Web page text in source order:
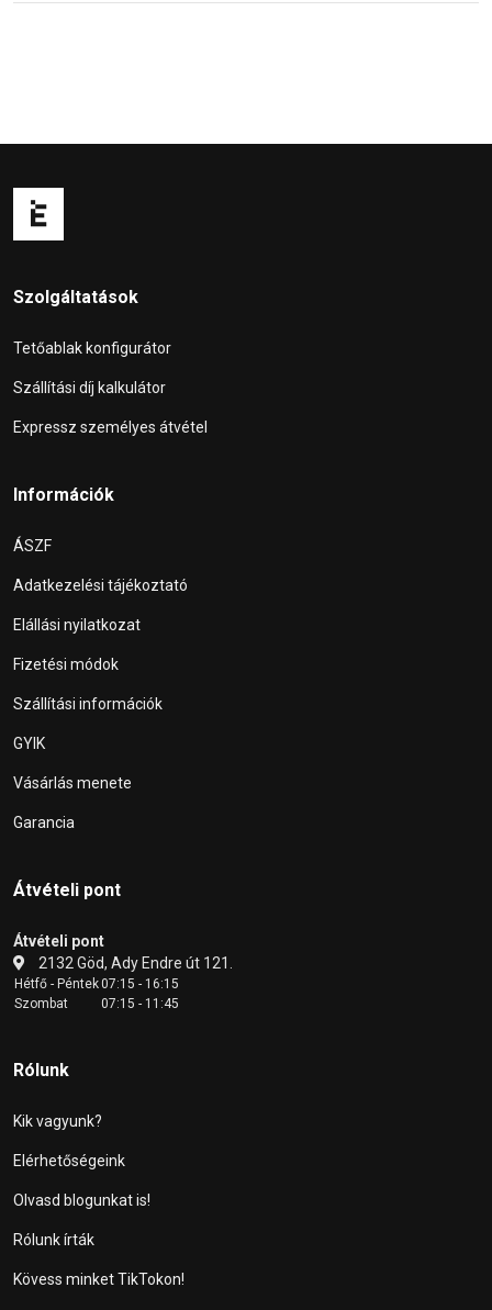
Szolgáltatások
Tetőablak konfigurátor
Szállítási díj kalkulátor
Expressz személyes átvétel
Információk
ÁSZF
Adatkezelési tájékoztató
Elállási nyilatkozat
Fizetési módok
Szállítási információk
GYIK
Vásárlás menete
Garancia
Átvételi pont
Átvételi pont
2132 Göd, Ady Endre út 121.
Hétfő - Péntek07:15 - 16:15
Szombat
07:15 - 11:45
Rólunk
Kik vagyunk?
Elérhetőségeink
Olvasd blogunkat is!
Rólunk írták
Kövess minket TikTokon!